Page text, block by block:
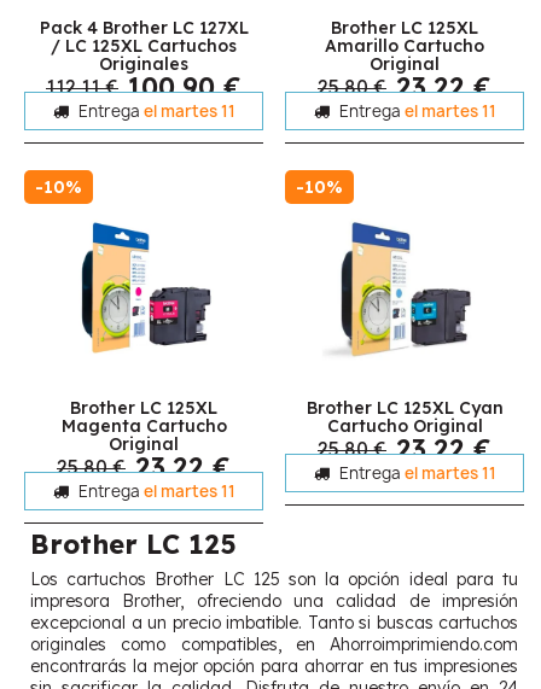
Pack 4 Brother LC 127XL
/ LC 125XL Cartuchos
Originales
112,11 € 100,90 €
Entrega el martes 11
Brother LC 125XL
Amarillo Cartucho
Original
25,80 € 23,22 €
Entrega el martes 11
-10%
Brother LC 125XL
Magenta Cartucho
Original
25,80 € 23,22 €
Entrega el martes 11
-10%
Brother LC 125XL Cyan
Cartucho Original
25,80 € 23,22 €
Entrega el martes 11
Brother LC 125
Los cartuchos Brother LC 125 son la opción ideal para tu
impresora Brother, ofreciendo una calidad de impresión
excepcional a un precio imbatible. Tanto si buscas cartuchos
originales como compatibles, en Ahorroimprimiendo.com
encontrarás la mejor opción para ahorrar en tus impresiones